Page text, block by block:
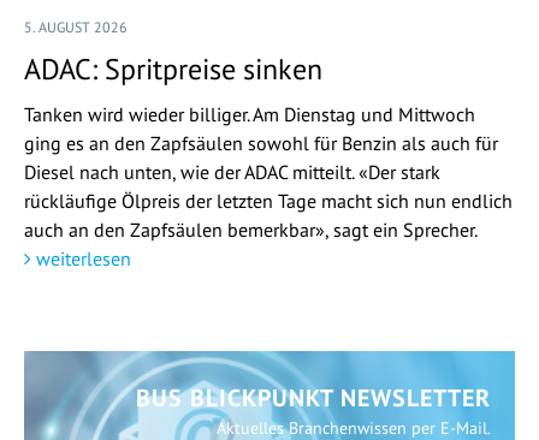
5. AUGUST 2026
ADAC: Spritpreise sinken
Tanken wird wieder billiger. Am Dienstag und Mittwoch
ging es an den Zapfsäulen sowohl für Benzin als auch für
Diesel nach unten, wie der ADAC mitteilt. «Der stark
rückläufige Ölpreis der letzten Tage macht sich nun endlich
auch an den Zapfsäulen bemerkbar», sagt ein Sprecher.
weiterlesen
BUS BLICKPUNKT NEWSLETTER
Aktuelles Branchenwissen per E-Mail.